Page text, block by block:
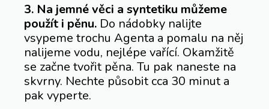
3. Na jemné věci a syntetiku můžeme
použít i pěnu. Do nádobky nalijte
vsypeme trochu Agenta a pomalu na něj
nalijeme vodu, nejlépe vařící. Okamžitě
se začne tvořit pěna. Tu pak naneste na
skvrny. Nechte působit cca 30 minut a
pak vyperte.